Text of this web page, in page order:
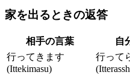
家を出るときの返答
相手の言葉 自
行ってきます
(Ittekimasu)
行って